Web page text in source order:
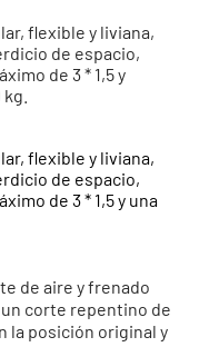
flexible y liviana,
de espacio,
de 3 * 1,5 y
flexible y liviana,
de espacio,
de 3 * 1,5 y una
de aire y frenado
corte repentino de
la posición original y